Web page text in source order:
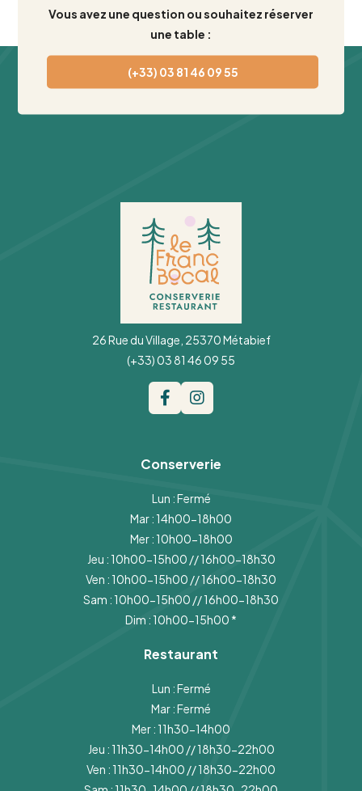
Vous avez une question ou souhaitez réserver
une table :
(+33) 03 81 46 09 55
26 Rue du Village, 25370 Métabief
(+33) 03 81 46 09 55
Conserverie
Lun : Fermé
Mar : 14h00-18h00
Mer : 10h00-18h00
Jeu : 10h00-15h00 // 16h00-18h30
Ven : 10h00-15h00 // 16h00-18h30
Sam : 10h00-15h00 // 16h00-18h30
Dim : 10h00-15h00 *
Restaurant
Lun : Fermé
Mar : Fermé
Mer : 11h30-14h00
Jeu : 11h30-14h00 // 18h30-22h00
Ven : 11h30-14h00 // 18h30-22h00